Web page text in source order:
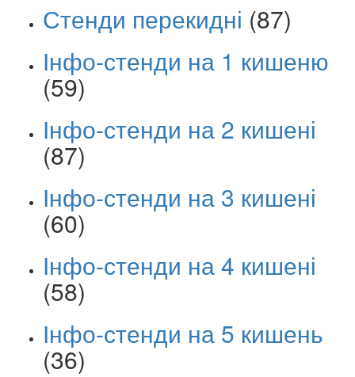
Стенди перекидні (87)
Інфо-стенди на 1 кишеню
(59)
Інфо-стенди на 2 кишені
(87)
Інфо-стенди на 3 кишені
(60)
Інфо-стенди на 4 кишені
(58)
Інфо-стенди на 5 кишень
(36)